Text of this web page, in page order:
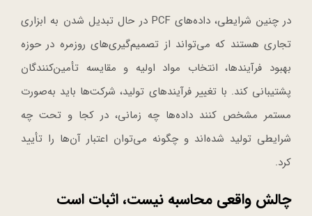
در چنین شرایطی، داده‌های PCF در حال تبدیل شدن به ابزاری
تجاری هستند که می‌تواند از تصمیم‌گیری‌های روزمره در حوزه
بهبود فرآیندها، انتخاب مواد اولیه و مقایسه تأمین‌کنندگان
پشتیبانی کند. با تغییر فرآیندهای تولید، شرکت‌ها باید به‌صورت
مستمر مشخص کنند داده‌ها چه زمانی، در کجا و تحت چه
شرایطی تولید شده‌اند و چگونه می‌توان اعتبار آن‌ها را تأیید
کرد.
چالش واقعی محاسبه نیست، اثبات است